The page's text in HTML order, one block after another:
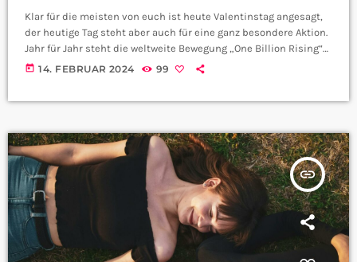
Klar für die meisten von euch ist heute Valentinstag angesagt,
der heutige Tag steht aber auch für eine ganz besondere Aktion.
Jahr für Jahr steht die weltweite Bewegung „One Billion Rising“
für Gleichberechtigung und macht auch auf das Thema Gewalt
today 14. FEBRUAR 2024 99
insert_link